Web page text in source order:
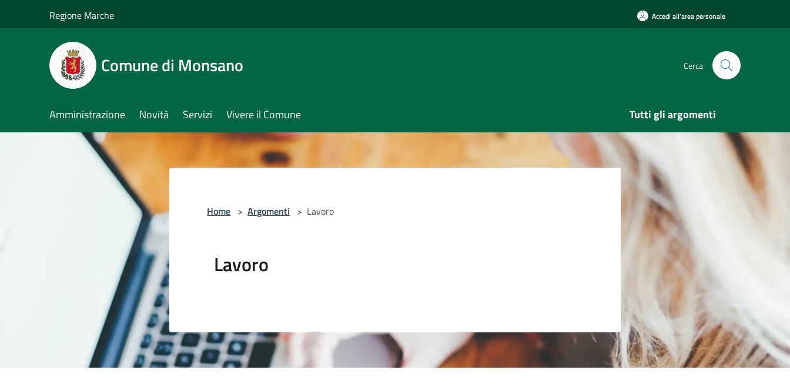
Regione Marche Accedi all'area personale
Comune di Monsano Cerca
Amministrazione Novità Servizi Vivere il Comune Tutti gli argomenti
Home > Argomenti > Lavoro
Lavoro